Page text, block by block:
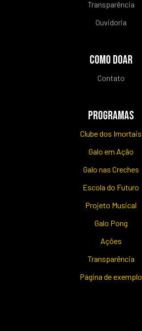
Transparência
Ouvidoria
COMO DOAR
Contato
PROGRAMAS
Clube dos Imortais
Galo em Ação
Galo nas Creches
Escola do Futuro
Projeto Musical
Galo Pong
Ações
Transparência
Página de exemplo